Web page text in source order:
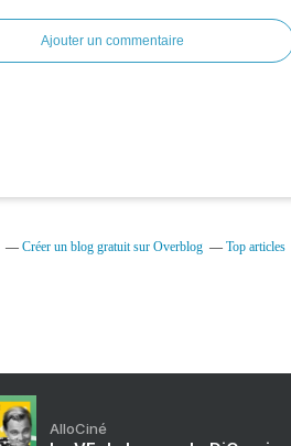
Ajouter un commentaire
Créer un blog gratuit sur Overblog Top articles
AlloCiné